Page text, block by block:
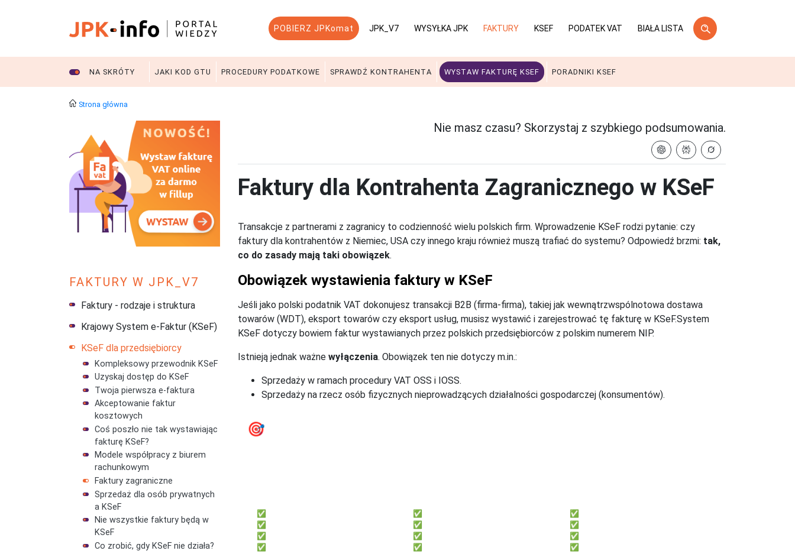
POBIERZ JPKomat JPK_V7 WYSYŁKA JPK FAKTURY KSEF PODATEK VAT BIAŁA LISTA
NA SKRÓTY JAKI KOD GTU PROCEDURY PODATKOWE SPRAWDŹ KONTRAHENTA WYSTAW FAKTURĘ KSEF PORADNIKI KSEF
Strona główna
FAKTURY W JPK_V7
Faktury - rodzaje i struktura
Krajowy System e-Faktur (KSeF)
KSeF dla przedsiębiorcy
Kompleksowy przewodnik KSeF
Uzyskaj dostęp do KSeF
Twoja pierwsza e-faktura
Akceptowanie faktur
kosztowych
Coś poszło nie tak wystawiając
fakturę KSeF?
Modele współpracy z biurem
rachunkowym
Faktury zagraniczne
Sprzedaż dla osób prywatnych
a KSeF
Nie wszystkie faktury będą w
KSeF
Co zrobić, gdy KSeF nie działa?
Nie masz czasu? Skorzystaj z szybkiego podsumowania.
Faktury dla Kontrahenta Zagranicznego w KSeF
Transakcje z partnerami z zagranicy to codzienność wielu polskich firm. Wprowadzenie KSeF rodzi pytanie: czy
faktury dla kontrahentów z Niemiec, USA czy innego kraju również muszą trafiać do systemu? Odpowiedź brzmi: tak,
co do zasady mają taki obowiązek.
Obowiązek wystawienia faktury w KSeF
Jeśli jako polski podatnik VAT dokonujesz transakcji B2B (firma-firma), takiej jak wewnątrzwspólnotowa dostawa
towarów (WDT), eksport towarów czy eksport usług, musisz wystawić i zarejestrować tę fakturę w KSeF.System
KSeF dotyczy bowiem faktur wystawianych przez polskich przedsiębiorców z polskim numerem NIP.
Istnieją jednak ważne wyłączenia. Obowiązek ten nie dotyczy m.in.:
Sprzedaży w ramach procedury VAT OSS i IOSS.
Sprzedaży na rzecz osób fizycznych nieprowadzących działalności gospodarczej (konsumentów).
🎯
✅ Samodzielnie księgować
✅ Oszczędzić czas i pieniądze
✅ Mieć dostęp z telefonu i komputera
✅ Fakturować za darmo z KSeF
✅ 7 000+ formularzy w tym KSeF
✅ e-Deklaracji, JPK, e-ZUS
✅ Obsługi wielu firm
✅ Narzędzia do formalności
✅ System do współpracy z klientami
✅ Dać klientom darmowe faktury
✅ Obsługi KSeF bez instalacji
✅ Rozliczać KPiR lub Ryczałt